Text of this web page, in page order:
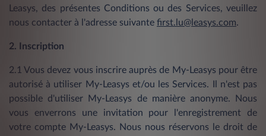
Leasys, des présentes Conditions ou des Services, veuillez
nous contacter à l'adresse suivante first.lu@leasys.com.
2. Inscription
2.1 Vous devez vous inscrire auprès de My-Leasys pour être
autorisé à utiliser My-Leasys et/ou les Services. Il n'est pas
possible d'utiliser My-Leasys de manière anonyme. Nous
vous enverrons une invitation pour l'enregistrement de
votre compte My-Leasys. Nous nous réservons le droit de